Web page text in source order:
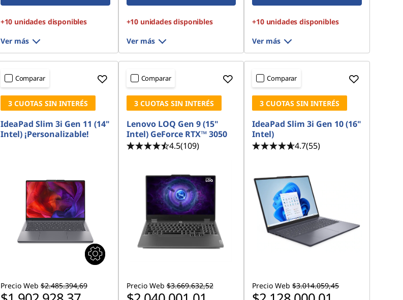
+10 unidades disponibles
Ver más
+10 unidades disponibles
Ver más
+10 unidades disponibles
Ver más
Comparar
3 CUOTAS SIN INTERÉS
IdeaPad Slim 3i Gen 11 (14"
Intel) ¡Personalizable!
Precio Web $2.485.394,69
Comparar
3 CUOTAS SIN INTERÉS
Lenovo LOQ Gen 9 (15"
Intel) GeForce RTX™ 3050
4.5(109)
Precio Web $3.669.632,52
Comparar
3 CUOTAS SIN INTERÉS
IdeaPad Slim 3i Gen 10 (16"
Intel)
4.7(55)
Precio Web $3.014.059,45